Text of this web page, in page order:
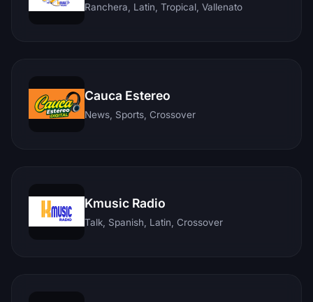
Ranchera, Latin, Tropical, Vallenato
Cauca Estereo
News, Sports, Crossover
Kmusic Radio
Talk, Spanish, Latin, Crossover